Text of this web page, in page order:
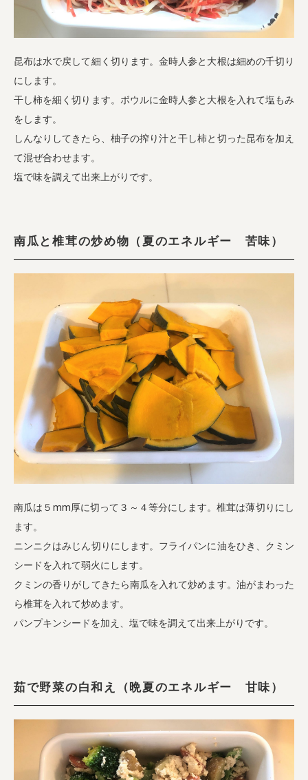
昆布は水で戻して細く切ります。金時人参と大根は細めの千切り
にします。
干し柿を細く切ります。ボウルに金時人参と大根を入れて塩もみ
をします。
しんなりしてきたら、柚子の搾り汁と干し柿と切った昆布を加え
て混ぜ合わせます。
塩で味を調えて出来上がりです。
南瓜と椎茸の炒め物（夏のエネルギー 苦味）
南瓜は５mm厚に切って３～４等分にします。椎茸は薄切りにし
ます。
ニンニクはみじん切りにします。フライパンに油をひき、クミン
シードを入れて弱火にします。
クミンの香りがしてきたら南瓜を入れて炒めます。油がまわった
ら椎茸を入れて炒めます。
パンプキンシードを加え、塩で味を調えて出来上がりです。
茹で野菜の白和え（晩夏のエネルギー 甘味）